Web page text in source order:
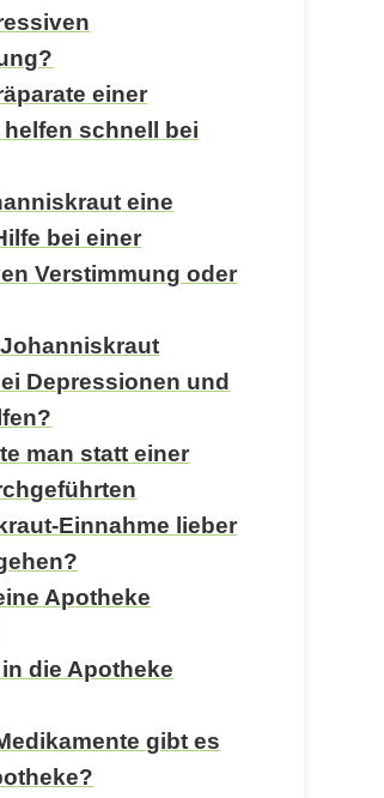
einer
schnell bei
eine
bei einer
Verstimmung oder
Depressionen und
man statt einer
Einnahme lieber
Apotheke
die Apotheke
gibt es